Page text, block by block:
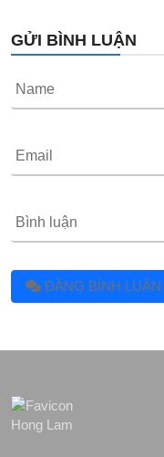
GỬI BÌNH LUẬN
Name
Email
Bình luận
ĐĂNG BÌNH LUẬN